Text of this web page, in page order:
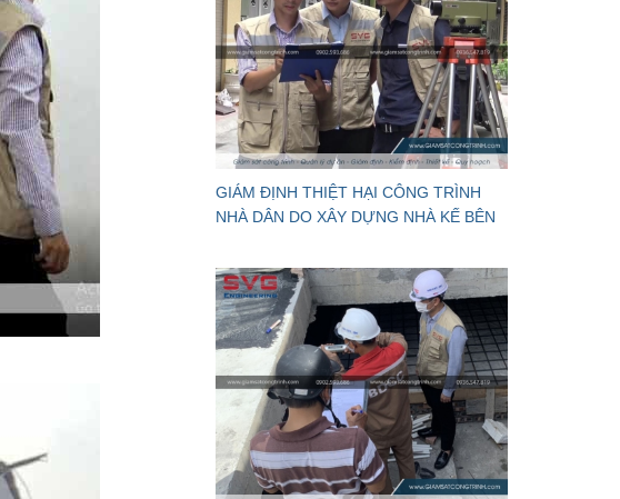
GIÁM ĐỊNH THIỆT HẠI CÔNG TRÌNH
NHÀ DÂN DO XÂY DỰNG NHÀ KẾ BÊN